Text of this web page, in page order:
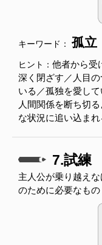
キーワード： 孤立
ヒント： 他者から受
深く閉ざす／人目
いる／孤独を愛し
人間関係を断ち切
な状況に追い込ま
7.試練
主人公が乗り越え
のために必要なもの